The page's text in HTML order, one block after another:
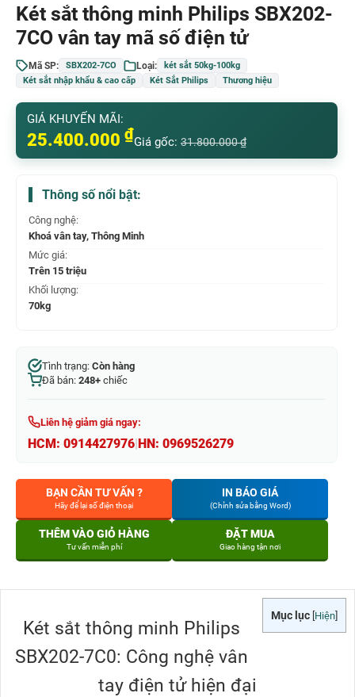
Két sắt thông minh Philips SBX202-
7CO vân tay mã số điện tử
Mã SP: SBX202-7CO Loại:
két sắt 50kg-100kg
Két sắt nhập khẩu & cao cấp
Két Sắt Philips Thương hiệu
GIÁ KHUYẾN MÃI:
25.400.000 ₫Giá gốc: 31.800.000₫
Thông số nổi bật:
Công nghệ:
Khoá vân tay, Thông Minh
Mức giá:
Trên 15 triệu
Khối lượng:
70kg
Tình trạng: Còn hàng
Đã bán: 248+ chiếc
Liên hệ giảm giá ngay:
HCM: 0914427976 HN: 0969526279
BẠN CẦN TƯ VẤN ?
Hãy để lại số điện thoại
IN BÁO GIÁ
(Chỉnh sửa bằng Word)
THÊM VÀO GIỎ HÀNG
Tư vấn miễn phí
ĐẶT MUA
Giao hàng tận nơi
Mục lục Hiện
Két sắt thông minh Philips
SBX202-7C0: Công nghệ vân
tay điện tử hiện đại